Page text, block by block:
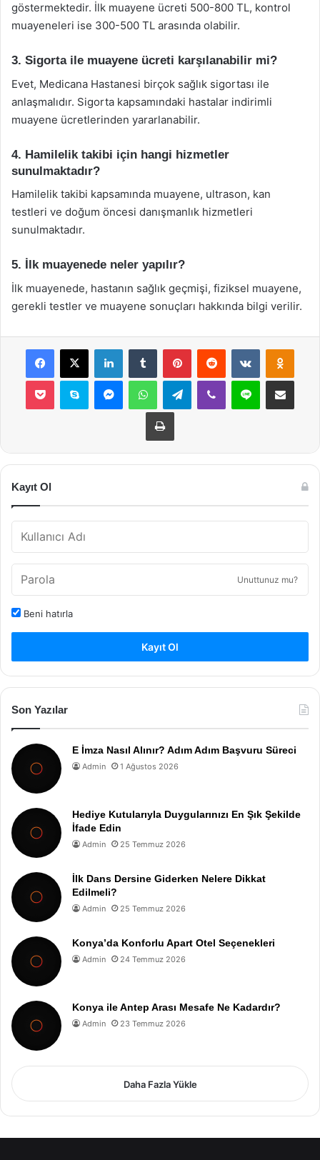
göstermektedir. İlk muayene ücreti 500-800 TL, kontrol
muayeneleri ise 300-500 TL arasında olabilir.
3. Sigorta ile muayene ücreti karşılanabilir mi?
Evet, Medicana Hastanesi birçok sağlık sigortası ile
anlaşmalıdır. Sigorta kapsamındaki hastalar indirimli
muayene ücretlerinden yararlanabilir.
4. Hamilelik takibi için hangi hizmetler
sunulmaktadır?
Hamilelik takibi kapsamında muayene, ultrason, kan
testleri ve doğum öncesi danışmanlık hizmetleri
sunulmaktadır.
5. İlk muayenede neler yapılır?
İlk muayenede, hastanın sağlık geçmişi, fiziksel muayene,
gerekli testler ve muayene sonuçları hakkında bilgi verilir.
Facebook
X LinkedInTumblr PinterestReddit VKontakte
Pocket Skype MessengerWhatsAppTelegramViber Line E-Posta ile
Yazdır
Kayıt Ol
Unuttunuz mu?
Beni hatırla
Kayıt Ol
Son Yazılar
E İmza Nasıl Alınır? Adım Adım Başvuru Süreci
Admin 1 Ağustos 2026
Hediye Kutularıyla Duygularınızı En Şık Şekilde
İfade Edin
Admin 25 Temmuz 2026
İlk Dans Dersine Giderken Nelere Dikkat
Edilmeli?
Admin 25 Temmuz 2026
Konya’da Konforlu Apart Otel Seçenekleri
Admin 24 Temmuz 2026
Konya ile Antep Arası Mesafe Ne Kadardır?
Admin 23 Temmuz 2026
Daha Fazla Yükle